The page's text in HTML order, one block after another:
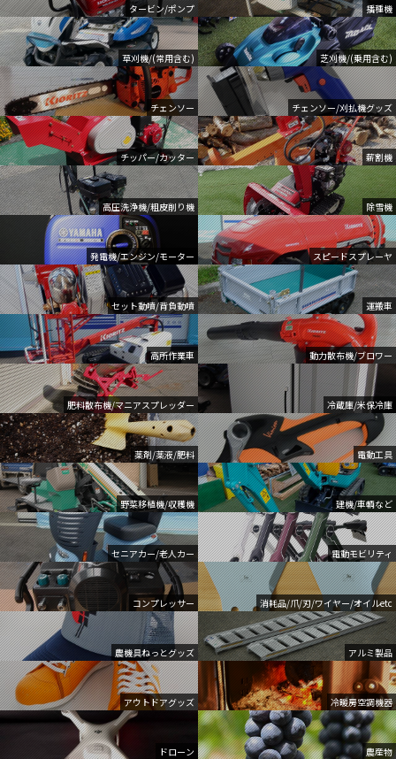
タービン/ポンプ 播種機
草刈機/(常用含む) 芝刈機/(乗用含む)
チェンソー チェンソー/刈払機グッズ
チッパー/カッター 薪割機
高圧洗浄機/粗皮削り機 除雪機
発電機/エンジン/モーター スピードスプレーヤ
セット動噴/背負動噴 運搬車
高所作業車 動力散布機/ブロワー
肥料散布機/マニアスプレッダー 冷蔵庫/米保冷庫
薬剤/薬液/肥料 電動工具
野菜移植機/収穫機 建機/車輌など
セニアカー/老人カー 電動モビリティ
コンプレッサー 消耗品/爪/刃/ワイヤー/オイルetc
農機具ねっとグッズ アルミ製品
アウトドアグッズ 冷暖房空調機器
ドローン 農産物